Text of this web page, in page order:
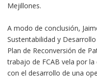
Mejillones.
A modo de conclusión,
Sustentabilidad y
Plan de Reconversión de
trabajo de FCAB vela por
con el desarrollo de una